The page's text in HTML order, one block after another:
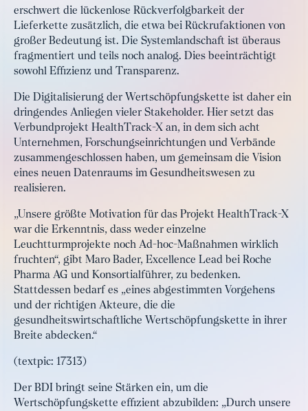
erschwert die lückenlose Rückverfolgbarkeit der
Lieferkette zusätzlich, die etwa bei Rückrufaktionen von
großer Bedeutung ist. Die Systemlandschaft ist überaus
fragmentiert und teils noch analog. Dies beeinträchtigt
sowohl Effizienz und Transparenz.
Die Digitalisierung der Wertschöpfungskette ist daher ein
dringendes Anliegen vieler Stakeholder. Hier setzt das
Verbundprojekt HealthTrack-X an, in dem sich acht
Unternehmen, Forschungseinrichtungen und Verbände
zusammengeschlossen haben, um gemeinsam die Vision
eines neuen Datenraums im Gesundheitswesen zu
realisieren.
„Unsere größte Motivation für das Projekt HealthTrack-X
war die Erkenntnis, dass weder einzelne
Leuchtturmprojekte noch Ad-hoc-Maßnahmen wirklich
fruchten“, gibt Maro Bader, Excellence Lead bei Roche
Pharma AG und Konsortialführer, zu bedenken.
Stattdessen bedarf es „eines abgestimmten Vorgehens
und der richtigen Akteure, die die
gesundheitswirtschaftliche Wertschöpfungskette in ihrer
Breite abdecken.“
(textpic: 17313)
Der BDI bringt seine Stärken ein, um die
Wertschöpfungskette effizient abzubilden: „Durch unsere